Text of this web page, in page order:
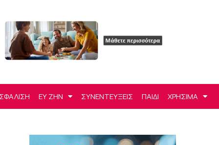
ΕΥ ΖΗΝ ΣΥΝΕΝΤΕΥΞΕΙΣ ΠΑΙΔΙ ΧΡΗΣΙΜΑ